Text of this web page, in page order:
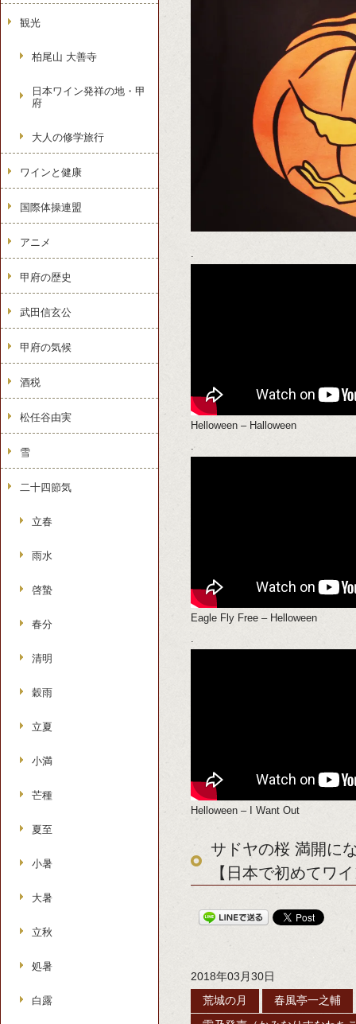
.
Helloween – Halloween
.
Eagle Fly Free – Helloween
.
Helloween – I Want Out
サドヤの桜 満開に
【日本で初めてワ
2018年03月30日
荒城の月 春風亭一之輔
観光
柏尾山 大善寺
日本ワイン発祥の地・甲
府
大人の修学旅行
ワインと健康
国際体操連盟
アニメ
甲府の歴史
武田信玄公
甲府の気候
酒税
松任谷由実
雪
二十四節気
立春
雨水
啓蟄
春分
清明
穀雨
立夏
小満
芒種
夏至
小暑
大暑
立秋
処暑
白露